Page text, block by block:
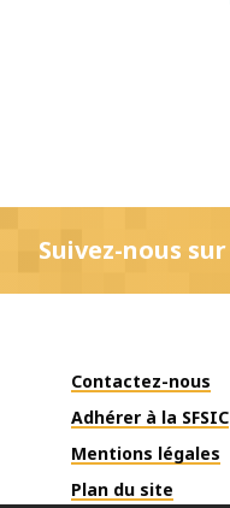
Suivez-nous sur
Contactez-nous
Adhérer à la SFSIC
Mentions légales
Plan du site